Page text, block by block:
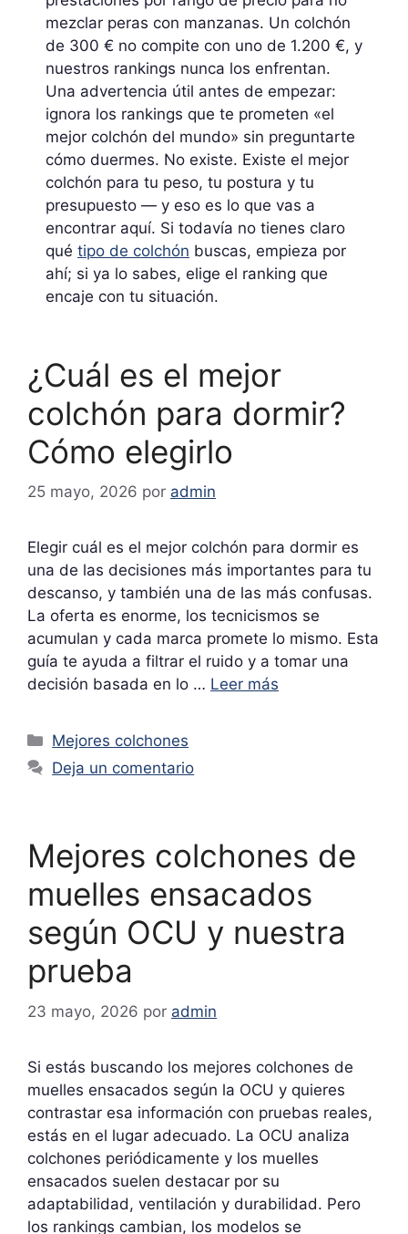
mezclar peras con manzanas. Un colchón
de 300 € no compite con uno de 1.200 €, y
nuestros rankings nunca los enfrentan.
Una advertencia útil antes de empezar:
ignora los rankings que te prometen «el
mejor colchón del mundo» sin preguntarte
cómo duermes. No existe. Existe el mejor
colchón para tu peso, tu postura y tu
presupuesto — y eso es lo que vas a
encontrar aquí. Si todavía no tienes claro
qué tipo de colchón buscas, empieza por
ahí; si ya lo sabes, elige el ranking que
encaje con tu situación.
¿Cuál es el mejor
colchón para dormir?
Cómo elegirlo
25 mayo, 2026 por admin
Elegir cuál es el mejor colchón para dormir es
una de las decisiones más importantes para tu
descanso, y también una de las más confusas.
La oferta es enorme, los tecnicismos se
acumulan y cada marca promete lo mismo. Esta
guía te ayuda a filtrar el ruido y a tomar una
decisión basada en lo … Leer más
Categorías
Mejores colchones
Deja un comentario
Mejores colchones de
muelles ensacados
según OCU y nuestra
prueba
23 mayo, 2026 por admin
Si estás buscando los mejores colchones de
muelles ensacados según la OCU y quieres
contrastar esa información con pruebas reales,
estás en el lugar adecuado. La OCU analiza
colchones periódicamente y los muelles
ensacados suelen destacar por su
adaptabilidad, ventilación y durabilidad. Pero
los rankings cambian, los modelos se